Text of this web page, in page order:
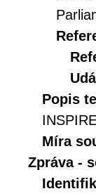
Popis
Míra
Zpráva -